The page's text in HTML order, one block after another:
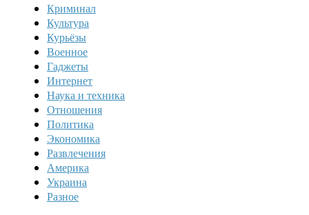
Криминал
Культура
Курьёзы
Военное
Гаджеты
Интернет
Наука и техника
Отношения
Политика
Экономика
Развлечения
Америка
Украина
Разное